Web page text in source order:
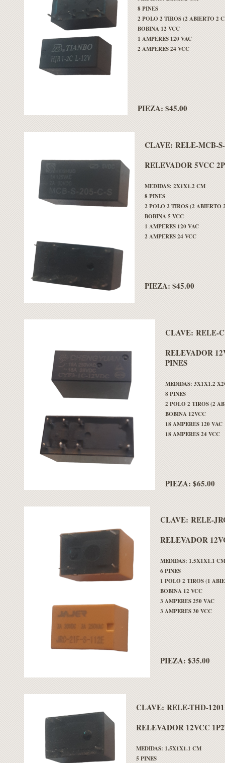
8 PINES
2 POLO 2 TIROS (2 ABIERTO 2
BOBINA 12 VCC
1 AMPERES 120 VAC
2 AMPERES 24 VCC
PIEZA: $45.00
CLAVE: RELE-MCB-
RELEVADOR 5VCC
MEDIDAS: 2X1X1.2 CM
8 PINES
2 POLO 2 TIROS (2 ABIERTO
BOBINA 5 VCC
1 AMPERES 120 VAC
2 AMPERES 24 VCC
PIEZA: $45.00
CLAVE: RELE-
RELEVADOR
PINES
MEDIDAS: 3X1X1.2
8 PINES
2 POLO 2 TIROS (2
BOBINA 12VCC
18 AMPERES 120 VAC
18 AMPERES 24 VCC
PIEZA: $65.00
CLAVE: RELE-
RELEVADOR
MEDIDAS: 1.5X1X1.1 CM
6 PINES
1 POLO 2 TIROS (1
BOBINA 12 VCC
3 AMPERES 250 VAC
3 AMPERES 30 VCC
PIEZA: $35.00
CLAVE: RELE-THD-
RELEVADOR 12VCC
MEDIDAS: 1.5X1X1.1 CM
5 PINES